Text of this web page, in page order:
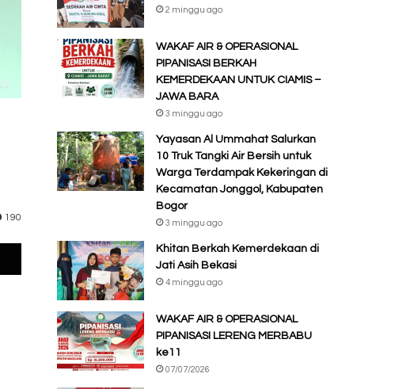
190
X
2 minggu ago
WAKAF AIR & OPERASIONAL
PIPANISASI BERKAH
KEMERDEKAAN UNTUK CIAMIS –
JAWA BARA
3 minggu ago
Yayasan Al Ummahat Salurkan
10 Truk Tangki Air Bersih untuk
Warga Terdampak Kekeringan di
Kecamatan Jonggol, Kabupaten
Bogor
3 minggu ago
Khitan Berkah Kemerdekaan di
Jati Asih Bekasi
4 minggu ago
WAKAF AIR & OPERASIONAL
PIPANISASI LERENG MERBABU
ke11
07/07/2026